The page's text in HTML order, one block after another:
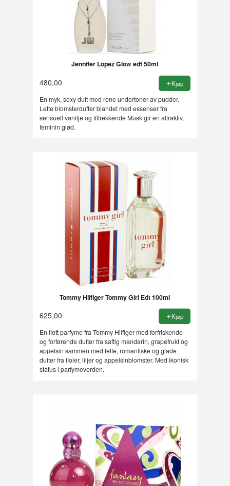
Jennifer Lopez Glow edt 50ml
480,00 Kjøp
En myk, sexy duft med rene undertoner av pudder.
Lette blomsterdufter blandet med essenser fra
sensuell vanilje og tiltrekkende Musk gir en attraktiv,
feminin glød.
Tommy Hilfiger Tommy Girl Edt 100ml
625,00 Kjøp
En flott parfyme fra Tommy Hilfiger med forfriskende
og forførende dufter fra saftig mandarin, grapefrukt og
appelsin sammen med lette, romantiske og glade
dufter fra fioler, liljer og appelsinblomster. Med ikonisk
status i parfymeverden.